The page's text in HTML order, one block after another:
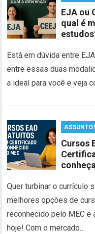
EJA ou
qual é
Está em dúvida entre
entre essas duas
a ideal para você e veja
Cursos
Quer turbinar o currículo
melhores opções de
reconhecido pelo MEC e
hoje! Com o mercado…